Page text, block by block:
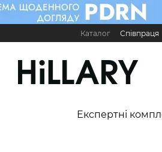
Перейти до основного контенту
Каталог Співпраця
Карʼєра в Hillary
Експертні